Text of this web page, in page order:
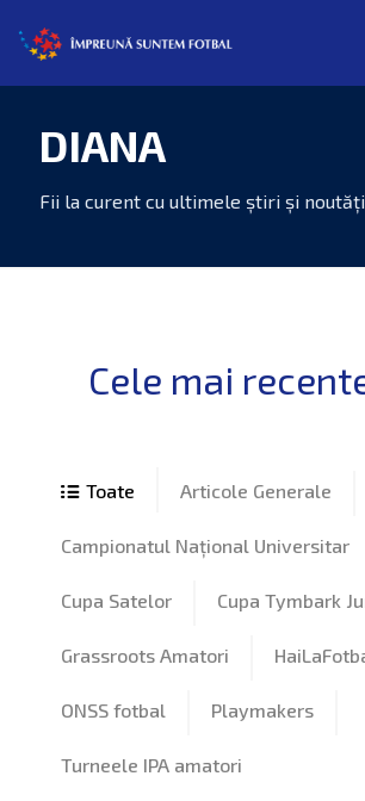
DIANA
Articole Generale
Campionatul Național Universitar
Cupa Satelor Cupa Tymbark
Grassroots Amatori
ONSS fotbal Playmakers
Turneele IPA amatori